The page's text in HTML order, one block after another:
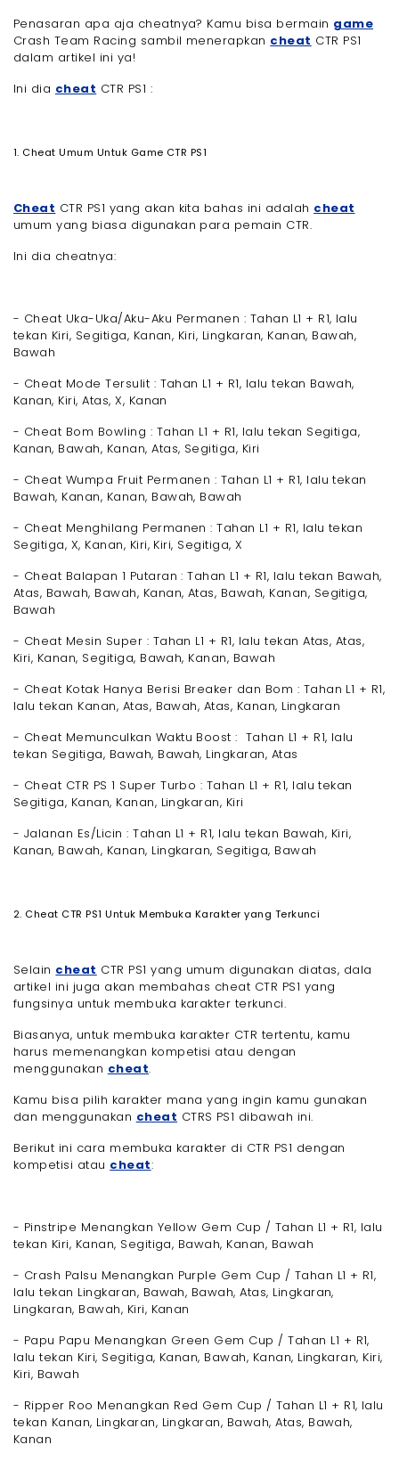
Penasaran apa aja cheatnya? Kamu bisa bermain game
Crash Team Racing sambil menerapkan cheat CTR PS1
dalam artikel ini ya!
Ini dia cheat CTR PS1 :
1. Cheat Umum Untuk Game CTR PS1
Cheat CTR PS1 yang akan kita bahas ini adalah cheat
umum yang biasa digunakan para pemain CTR.
Ini dia cheatnya:
- Cheat Uka-Uka/Aku-Aku Permanen : Tahan L1 + R1, lalu
tekan Kiri, Segitiga, Kanan, Kiri, Lingkaran, Kanan, Bawah,
Bawah
- Cheat Mode Tersulit : Tahan L1 + R1, lalu tekan Bawah,
Kanan, Kiri, Atas, X, Kanan
- Cheat Bom Bowling : Tahan L1 + R1, lalu tekan Segitiga,
Kanan, Bawah, Kanan, Atas, Segitiga, Kiri
- Cheat Wumpa Fruit Permanen : Tahan L1 + R1, lalu tekan
Bawah, Kanan, Kanan, Bawah, Bawah
- Cheat Menghilang Permanen : Tahan L1 + R1, lalu tekan
Segitiga, X, Kanan, Kiri, Kiri, Segitiga, X
- Cheat Balapan 1 Putaran : Tahan L1 + R1, lalu tekan Bawah,
Atas, Bawah, Bawah, Kanan, Atas, Bawah, Kanan, Segitiga,
Bawah
- Cheat Mesin Super : Tahan L1 + R1, lalu tekan Atas, Atas,
Kiri, Kanan, Segitiga, Bawah, Kanan, Bawah
- Cheat Kotak Hanya Berisi Breaker dan Bom : Tahan L1 + R1,
lalu tekan Kanan, Atas, Bawah, Atas, Kanan, Lingkaran
- Cheat Memunculkan Waktu Boost : Tahan L1 + R1, lalu
tekan Segitiga, Bawah, Bawah, Lingkaran, Atas
- Cheat CTR PS 1 Super Turbo : Tahan L1 + R1, lalu tekan
Segitiga, Kanan, Kanan, Lingkaran, Kiri
- Jalanan Es/Licin : Tahan L1 + R1, lalu tekan Bawah, Kiri,
Kanan, Bawah, Kanan, Lingkaran, Segitiga, Bawah
2. Cheat CTR PS1 Untuk Membuka Karakter yang Terkunci
Selain cheat CTR PS1 yang umum digunakan diatas, dala
artikel ini juga akan membahas cheat CTR PS1 yang
fungsinya untuk membuka karakter terkunci.
Biasanya, untuk membuka karakter CTR tertentu, kamu
harus memenangkan kompetisi atau dengan
menggunakan cheat.
Kamu bisa pilih karakter mana yang ingin kamu gunakan
dan menggunakan cheat CTRS PS1 dibawah ini.
Berikut ini cara membuka karakter di CTR PS1 dengan
kompetisi atau cheat:
- Pinstripe Menangkan Yellow Gem Cup / Tahan L1 + R1, lalu
tekan Kiri, Kanan, Segitiga, Bawah, Kanan, Bawah
- Crash Palsu Menangkan Purple Gem Cup / Tahan L1 + R1,
lalu tekan Lingkaran, Bawah, Bawah, Atas, Lingkaran,
Lingkaran, Bawah, Kiri, Kanan
- Papu Papu Menangkan Green Gem Cup / Tahan L1 + R1,
lalu tekan Kiri, Segitiga, Kanan, Bawah, Kanan, Lingkaran, Kiri,
Kiri, Bawah
- Ripper Roo Menangkan Red Gem Cup / Tahan L1 + R1, lalu
tekan Kanan, Lingkaran, Lingkaran, Bawah, Atas, Bawah,
Kanan